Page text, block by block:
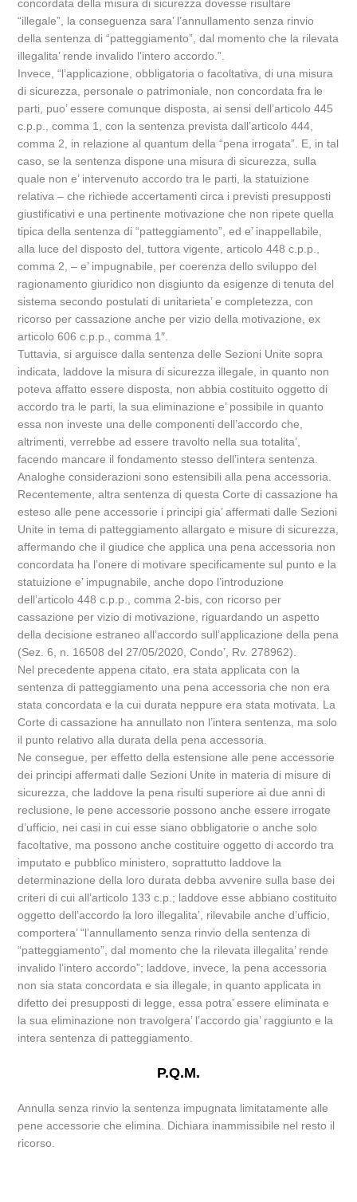
concordata della misura di sicurezza dovesse risultare
“illegale”, la conseguenza sara’ l’annullamento senza rinvio
della sentenza di “patteggiamento”, dal momento che la rilevata
illegalita’ rende invalido l’intero accordo.”.
Invece, “l’applicazione, obbligatoria o facoltativa, di una misura
di sicurezza, personale o patrimoniale, non concordata fra le
parti, puo’ essere comunque disposta, ai sensi dell’articolo 445
c.p.p., comma 1, con la sentenza prevista dall’articolo 444,
comma 2, in relazione al quantum della “pena irrogata”. E, in tal
caso, se la sentenza dispone una misura di sicurezza, sulla
quale non e’ intervenuto accordo tra le parti, la statuizione
relativa – che richiede accertamenti circa i previsti presupposti
giustificativi e una pertinente motivazione che non ripete quella
tipica della sentenza di “patteggiamento”, ed e’ inappellabile,
alla luce del disposto del, tuttora vigente, articolo 448 c.p.p.,
comma 2, – e’ impugnabile, per coerenza dello sviluppo del
ragionamento giuridico non disgiunto da esigenze di tenuta del
sistema secondo postulati di unitarieta’ e completezza, con
ricorso per cassazione anche per vizio della motivazione, ex
articolo 606 c.p.p., comma 1″.
Tuttavia, si arguisce dalla sentenza delle Sezioni Unite sopra
indicata, laddove la misura di sicurezza illegale, in quanto non
poteva affatto essere disposta, non abbia costituito oggetto di
accordo tra le parti, la sua eliminazione e’ possibile in quanto
essa non investe una delle componenti dell’accordo che,
altrimenti, verrebbe ad essere travolto nella sua totalita’,
facendo mancare il fondamento stesso dell’intera sentenza.
Analoghe considerazioni sono estensibili alla pena accessoria.
Recentemente, altra sentenza di questa Corte di cassazione ha
esteso alle pene accessorie i principi gia’ affermati dalle Sezioni
Unite in tema di patteggiamento allargato e misure di sicurezza,
affermando che il giudice che applica una pena accessoria non
concordata ha l’onere di motivare specificamente sul punto e la
statuizione e’ impugnabile, anche dopo l’introduzione
dell’articolo 448 c.p.p., comma 2-bis, con ricorso per
cassazione per vizio di motivazione, riguardando un aspetto
della decisione estraneo all’accordo sull’applicazione della pena
(Sez. 6, n. 16508 del 27/05/2020, Condo’, Rv. 278962).
Nel precedente appena citato, era stata applicata con la
sentenza di patteggiamento una pena accessoria che non era
stata concordata e la cui durata neppure era stata motivata. La
Corte di cassazione ha annullato non l’intera sentenza, ma solo
il punto relativo alla durata della pena accessoria.
Ne consegue, per effetto della estensione alle pene accessorie
dei principi affermati dalle Sezioni Unite in materia di misure di
sicurezza, che laddove la pena risulti superiore ai due anni di
reclusione, le pene accessorie possono anche essere irrogate
d’ufficio, nei casi in cui esse siano obbligatorie o anche solo
facoltative, ma possono anche costituire oggetto di accordo tra
imputato e pubblico ministero, soprattutto laddove la
determinazione della loro durata debba avvenire sulla base dei
criteri di cui all’articolo 133 c.p.; laddove esse abbiano costituito
oggetto dell’accordo la loro illegalita’, rilevabile anche d’ufficio,
comportera’ “l’annullamento senza rinvio della sentenza di
“patteggiamento”, dal momento che la rilevata illegalita’ rende
invalido l’intero accordo”; laddove, invece, la pena accessoria
non sia stata concordata e sia illegale, in quanto applicata in
difetto dei presupposti di legge, essa potra’ essere eliminata e
la sua eliminazione non travolgera’ l’accordo gia’ raggiunto e la
intera sentenza di patteggiamento.
P.Q.M.
Annulla senza rinvio la sentenza impugnata limitatamente alle
pene accessorie che elimina. Dichiara inammissibile nel resto il
ricorso.